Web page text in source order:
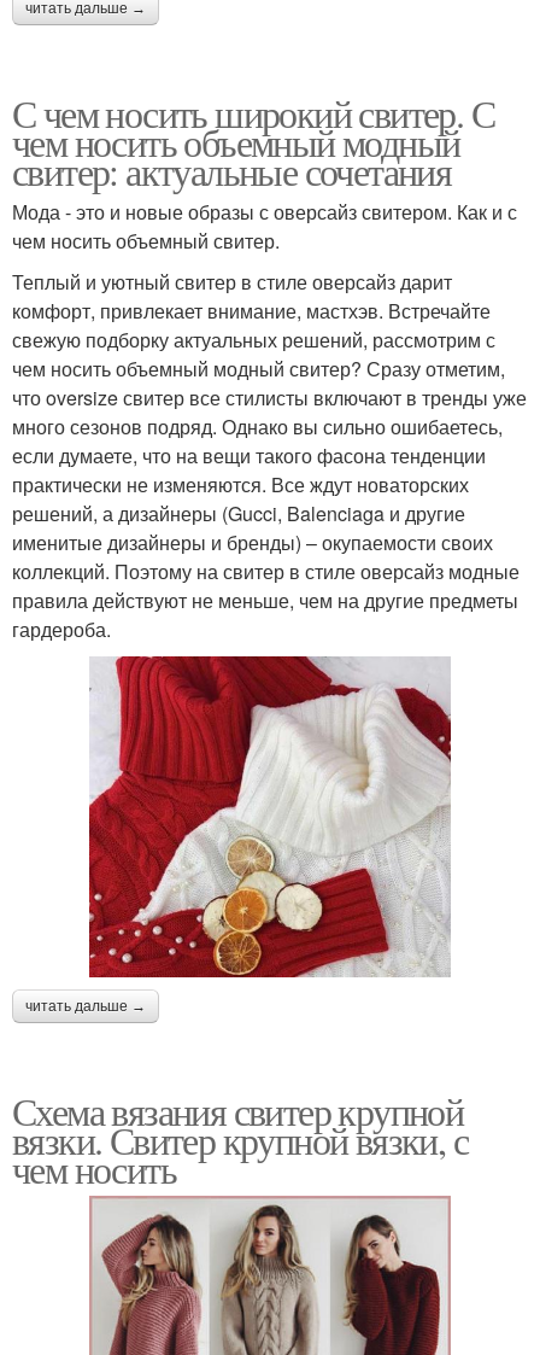
читать дальше →
С чем носить широкий свитер. С
чем носить объемный модный
свитер: актуальные сочетания
Мода - это и новые образы с оверсайз свитером. Как и с
чем носить объемный свитер.
Теплый и уютный свитер в стиле оверсайз дарит
комфорт, привлекает внимание, мастхэв. Встречайте
свежую подборку актуальных решений, рассмотрим с
чем носить объемный модный свитер? Сразу отметим,
что oversize свитер все стилисты включают в тренды уже
много сезонов подряд. Однако вы сильно ошибаетесь,
если думаете, что на вещи такого фасона тенденции
практически не изменяются. Все ждут новаторских
решений, а дизайнеры (Gucci, Balenciaga и другие
именитые дизайнеры и бренды) – окупаемости своих
коллекций. Поэтому на свитер в стиле оверсайз модные
правила действуют не меньше, чем на другие предметы
гардероба.
читать дальше →
Схема вязания свитер крупной
вязки. Свитер крупной вязки, с
чем носить